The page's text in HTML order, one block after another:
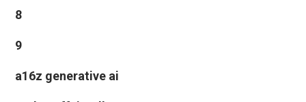
8
9
a16z generative ai